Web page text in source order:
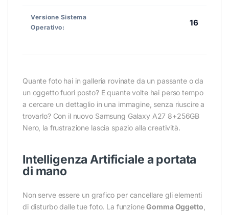
Versione Sistema
Operativo:
16
Quante foto hai in galleria rovinate da un passante o da
un oggetto fuori posto? E quante volte hai perso tempo
a cercare un dettaglio in una immagine, senza riuscire a
trovarlo? Con il nuovo Samsung Galaxy A27 8+256GB
Nero, la frustrazione lascia spazio alla creatività.
Intelligenza Artificiale a portata
di mano
Non serve essere un grafico per cancellare gli elementi
di disturbo dalle tue foto. La funzioneGomma Oggetto